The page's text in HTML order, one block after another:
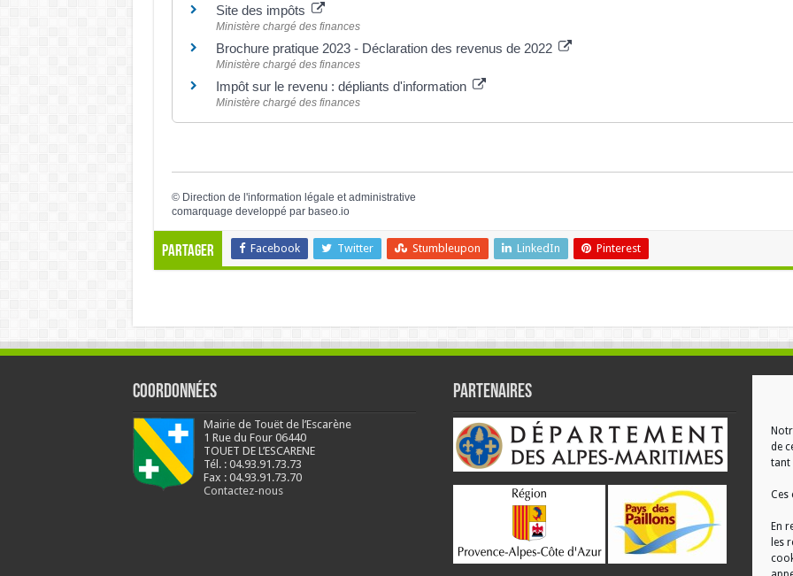
de
tant
Ces
En
les
Site des impôts
Ministère chargé des finances
Brochure pratique 2023 - Déclaration des revenus de 2022
Ministère chargé des finances
Impôt sur le revenu : dépliants d'information
Ministère chargé des finances
© Direction de l'information légale et administrative
comarquage developpé par baseo.io
Partager Facebook Twitter Stumbleupon LinkedIn Pinterest
Coordonnées
Mairie de Touët de l’Escarène
1 Rue du Four 06440
TOUET DE L’ESCARENE
Tél. : 04.93.91.73.73
Fax : 04.93.91.73.70
Contactez-nous
Partenaires